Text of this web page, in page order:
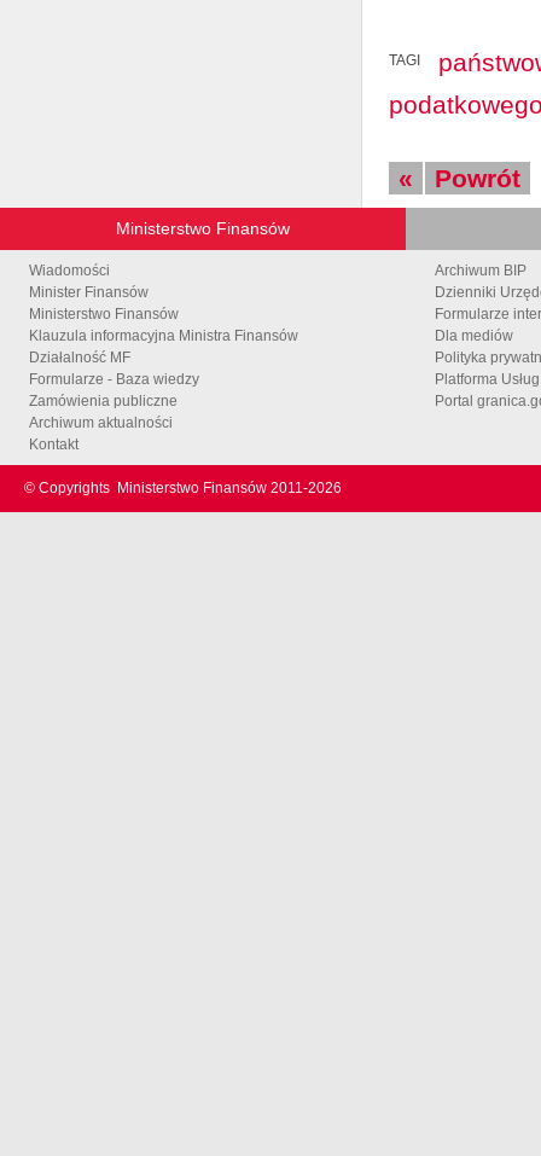
TAGI
« Powrót
Ministerstwo Finansów
Wiadomości
Minister Finansów
Ministerstwo Finansów
Klauzula informacyjna Ministra Finansów
Działalność MF
Formularze - Baza wiedzy
Zamówienia publiczne
Archiwum aktualności
Kontakt
Archiwum BIP
Dzienniki
Formularze
Dla mediów
Polityka
Platforma
Portal
© Copyrights Ministerstwo Finansów 2011-2026